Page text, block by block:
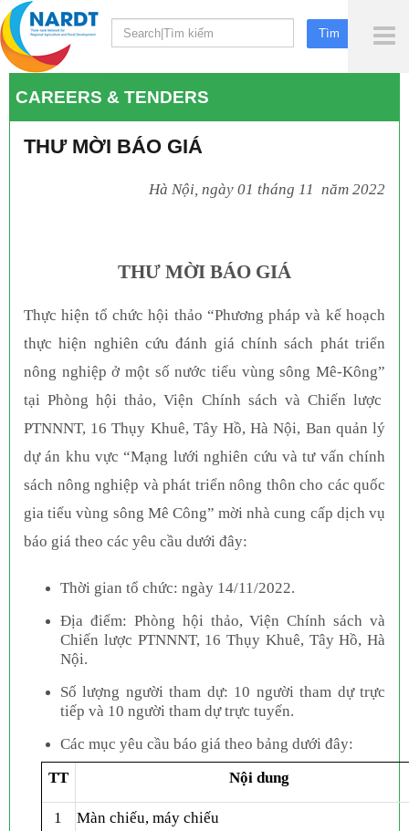
CAREERS & TENDERS
THƯ MỜI BÁO GIÁ
Hà Nội, ngày 01 tháng 11 năm 2022
THƯ MỜI BÁO GIÁ
Thực hiện tổ chứchội thảo “Phương pháp và kế hoạch
thực hiện nghiên cứu đánh giá chính sách phát triển
nông nghiệp ở một số nước tiểu vùng sông Mê-Kông”
tạiPhòng hội thảo, Viện Chính sách và Chiến lược
PTNNNT, 16 Thụy Khuê, Tây Hồ, Hà Nội, Ban quản lý
dự án khu vực “Mạng lưới nghiên cứu và tư vấn chính
sách nông nghiệp và phát triển nông thôn cho các quốc
gia tiểu vùng sông Mê Công” mời nhà cung cấp dịch vụ
báo giá theo các yêu cầu dưới đây:
Thời gian tổ chức: ngày 14/11/2022.
Địa điểm: Phòng hội thảo, Viện Chính sách và
Chiến lược PTNNNT, 16 Thụy Khuê, Tây Hồ, Hà
Nội.
Số lượng người tham dự: 10 người tham dự trực
tiếp và 10 người tham dự trực tuyến.
Các mục yêu cầu báo giá theo bảng dưới đây:
TT
Nội dung
1 Màn chiếu, máy chiếu